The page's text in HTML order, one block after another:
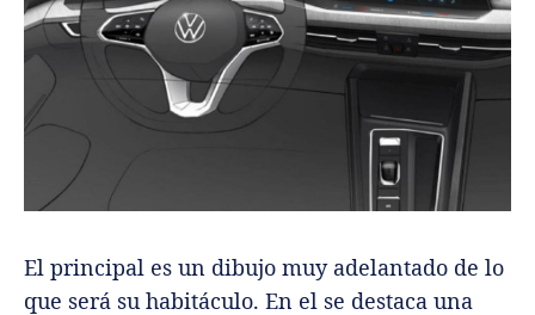
El principal es un dibujo muy adelantado de lo
que será su habitáculo. En el se destaca una